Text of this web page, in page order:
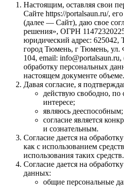
Настоящим, оставляя свои
Сайте https://portalsaun.ru/,
(далее — Сайт), даю свое
решения», ОГРН
юридический адрес: 625042,
город Тюмень, г Тюмень, ул.
104, email:
обработку персональных
настоящем документе объеме.
Давая согласие, я
действую свободно, по
интересе;
являюсь дееспособным;
согласие является
и сознательным.
Согласие дается на
как с использованием
использования таких средств.
Согласие дается на
данных:
общие персональные